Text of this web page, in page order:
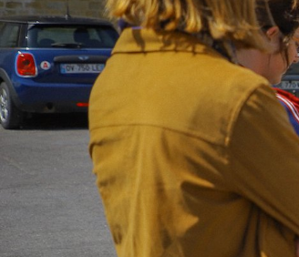
Portail vie associative